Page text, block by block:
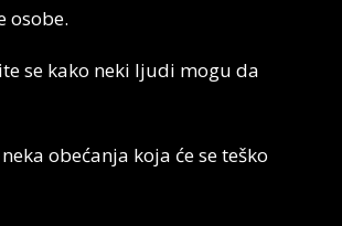
osobe.
se kako neki ljudi mogu da
obećanja koja će se teško